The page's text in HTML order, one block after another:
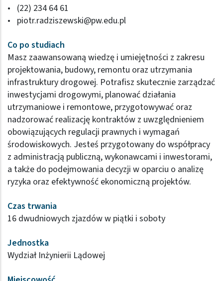
(22) 234 64 61
piotr.radziszewski@pw.edu.pl
Co po studiach
Masz zaawansowaną wiedzę i umiejętności z zakresu
projektowania, budowy, remontu oraz utrzymania
infrastruktury drogowej. Potrafisz skutecznie zarządzać
inwestycjami drogowymi, planować działania
utrzymaniowe i remontowe, przygotowywać oraz
nadzorować realizację kontraktów z uwzględnieniem
obowiązujących regulacji prawnych i wymagań
środowiskowych. Jesteś przygotowany do współpracy
z administracją publiczną, wykonawcami i inwestorami,
a także do podejmowania decyzji w oparciu o analizę
ryzyka oraz efektywność ekonomiczną projektów.
Czas trwania
16 dwudniowych zjazdów w piątki i soboty
Jednostka
Wydział Inżynierii Lądowej